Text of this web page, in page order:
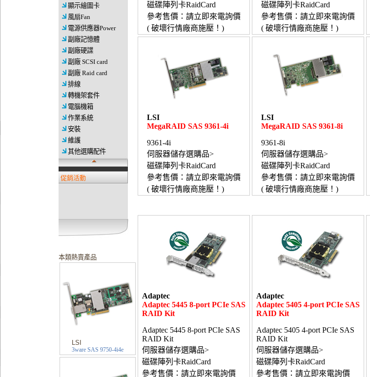
顯示繪圖卡
風扇Fan
電源供應器Power
副廠記憶體
副廠硬諜
副廠 SCSI card
副廠 Raid card
排線
轉機架套件
電腦機箱
作業系統
安裝
維護
其他選購配件
促銷活動
本類熱賣產品
LSI
3ware SAS 9750-4i4e
磁碟陣列卡RaidCard
參考售價：請立即來電詢價
( 破壞行情廠商施壓！)
磁碟陣列卡RaidCard
參考售價：請立即來電詢價
( 破壞行情廠商施壓！)
LSI
MegaRAID SAS 9361-4i
9361-4i
伺服器儲存選購品>
磁碟陣列卡RaidCard
參考售價：請立即來電詢價
( 破壞行情廠商施壓！)
LSI
MegaRAID SAS 9361-8i
9361-8i
伺服器儲存選購品>
磁碟陣列卡RaidCard
參考售價：請立即來電詢價
( 破壞行情廠商施壓！)
Adaptec
Adaptec 5445 8-port PCIe SAS
RAID Kit
Adaptec 5445 8-port PCIe SAS
RAID Kit
伺服器儲存選購品>
磁碟陣列卡RaidCard
參考售價：請立即來電詢價
Adaptec
Adaptec 5405 4-port PCIe SAS
RAID Kit
Adaptec 5405 4-port PCIe SAS
RAID Kit
伺服器儲存選購品>
磁碟陣列卡RaidCard
參考售價：請立即來電詢價